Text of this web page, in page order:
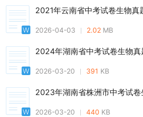
2021年云南省中考试卷生物真
2026-04-03 2.02 MB
2024年湖南省中考试卷生物真
2026-03-20 391 KB
2023年湖南省株洲市中考试卷
2026-03-20 440 KB